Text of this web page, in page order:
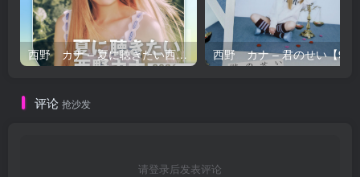
西野 カナ – 夏に聴きたい西野カナ2026【44.1kHz／16bit】日本区
评论 抢沙发
请登录后发表评论